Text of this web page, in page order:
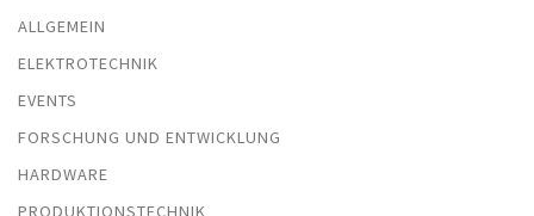
ALLGEMEIN
ELEKTROTECHNIK
EVENTS
FORSCHUNG UND ENTWICKLUNG
HARDWARE
PRODUKTIONSTECHNIK